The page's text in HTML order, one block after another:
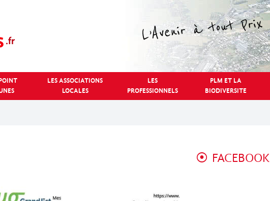
LES ASSOCIATIONS
LOCALES
LES
PROFESSIONNELS
PLM ET LA
BIODIVERSITE
FACEBOOK